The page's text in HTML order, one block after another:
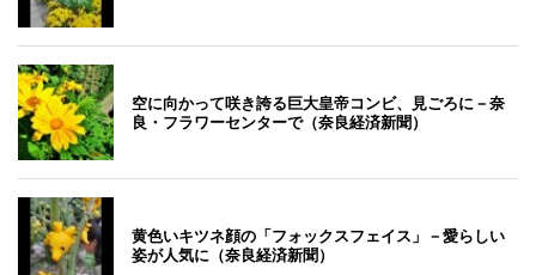
空に向かって咲き誇る巨大皇帝コンビ、見ごろに－奈
良・フラワーセンターで（奈良経済新聞）
黄色いキツネ顔の「フォックスフェイス」－愛らしい
姿が人気に（奈良経済新聞）